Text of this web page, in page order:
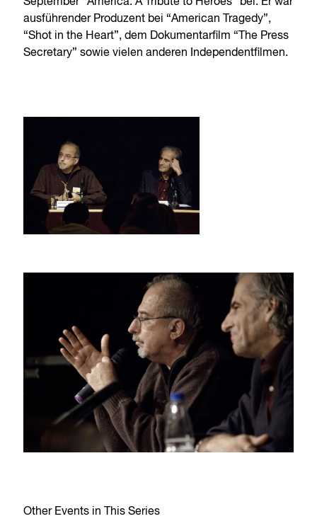
ausführender Produzent bei “American Tragedy”,
“Shot in the Heart”, dem Dokumentarfilm “The Press
Secretary” sowie vielen anderen Independentfilmen.
Other Events in This Series